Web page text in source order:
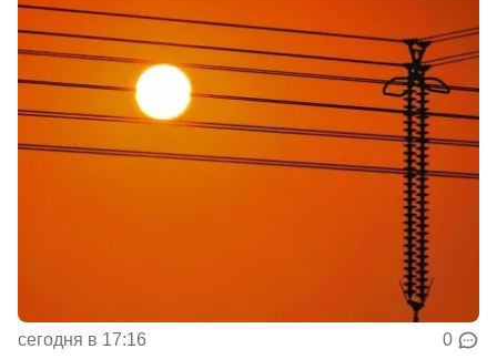
сегодня в 17:16 0